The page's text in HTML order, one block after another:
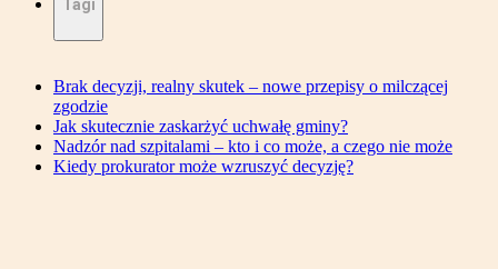
Tagi
Brak decyzji, realny skutek – nowe przepisy o milczącej
zgodzie
Jak skutecznie zaskarżyć uchwałę gminy?
Nadzór nad szpitalami – kto i co może, a czego nie może
Kiedy prokurator może wzruszyć decyzję?